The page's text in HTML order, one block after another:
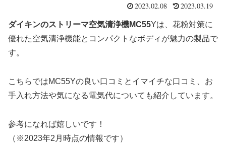
2023.02.08 2023.03.19
ダイキンのストリーマ空気清浄機MC55Yは、花粉対策に
優れた空気清浄機能とコンパクトなボディが魅力の製品で
す。
こちらではMC55Yの良い口コミとイマイチな口コミ、お
手入れ方法や気になる電気代についても紹介しています。
参考になれば嬉しいです！
（※2023年2月時点の情報です）